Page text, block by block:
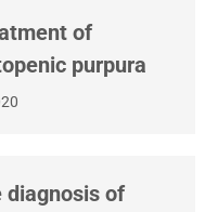
of
purpura
diagnosis of